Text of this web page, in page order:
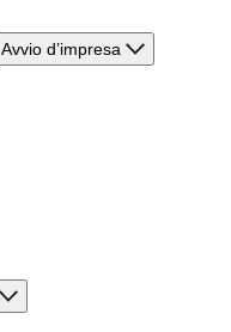
Avvio d’impresa